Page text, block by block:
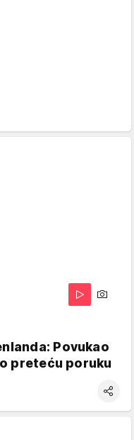
Povukao
preteću poruku